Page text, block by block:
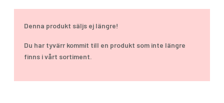
material som ger effektiv fukttransport och hög komfort.
logos och silikonprint i ryggslutet som håller tröjan på plats.
Passar perfekt tillsammans med dina andra cykelplagg.
Modell: ESSENCE JERSEY M
Denna produkt säljs ej längre!
Du har tyvärr kommit till en produkt som inte längre
finns i vårt sortiment.